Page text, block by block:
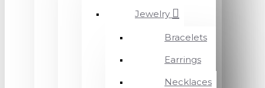
Jewelry
Bracelets
Earrings
Necklaces